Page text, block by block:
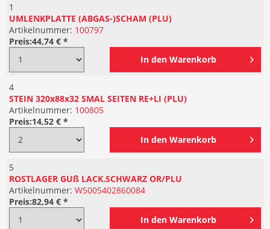
1
UMLENKPLATTE (ABGAS-)SCHAM (PLU)
Artikelnummer: 100797
Preis:44,74 € *
In den Warenkorb
4
STEIN 320x88x32 SMAL SEITEN RE+LI (PLU)
Artikelnummer: 100805
Preis:14,52 € *
In den Warenkorb
5
ROSTLAGER GUß LACK.SCHWARZ OR/PLU
Artikelnummer: W5005402860084
Preis:82,94 € *
In den Warenkorb